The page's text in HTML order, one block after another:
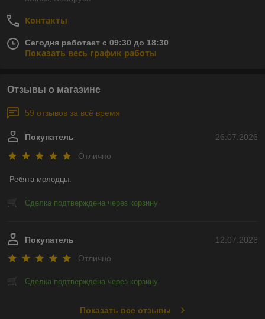
Контакты
Сегодня работает с 09:30 до 18:30
Показать весь график работы
Отзывы о магазине
59 отзывов за всё время
26.07.2026
Покупатель
Отлично
Ребята молодцы.
Сделка подтверждена через корзину
12.07.2026
Покупатель
Отлично
Сделка подтверждена через корзину
Показать все отзывы